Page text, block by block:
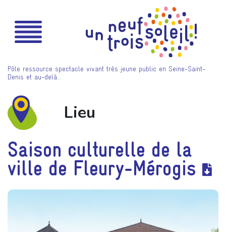
Pôle ressource spectacle vivant très jeune public en Seine-Saint-
Denis et au-delà…
Lieu
Saison culturelle de la
ville de Fleury-Mérogis